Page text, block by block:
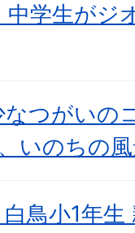
中学生がジ
つがいの
いのちの
鳥小1年